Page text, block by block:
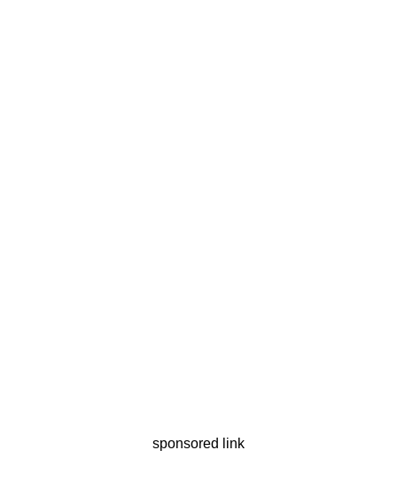
sponsored link